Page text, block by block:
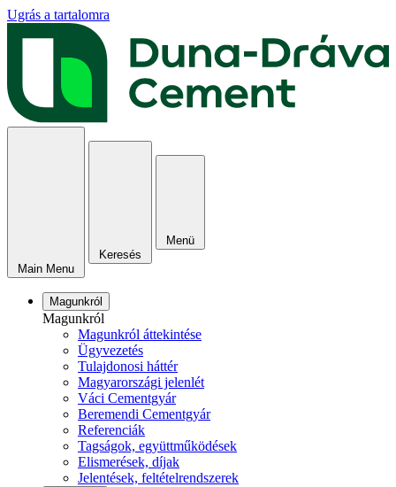
Ugrás a tartalomra
Main Menu
Keresés
Menü
Magunkról
Magunkról
Magunkról áttekintése
Ügyvezetés
Tulajdonosi háttér
Magyarországi jelenlét
Váci Cementgyár
Beremendi Cementgyár
Referenciák
Tagságok, együttműködések
Elismerések, díjak
Jelentések, feltételrendszerek